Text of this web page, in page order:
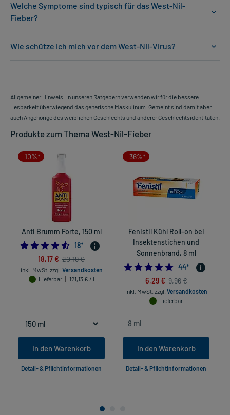
Welche Symptome sind typisch für das West-Nil-
Fieber?
Wie schütze ich mich vor dem West-Nil-Virus?
Allgemeiner Hinweis: In unseren Ratgebern verwenden wir für die bessere
Lesbarkeit überwiegend das generische Maskulinum. Gemeint sind damit aber
auch Angehörige des weiblichen Geschlechts und anderer Geschlechtsidentitäten.
Produkte zum Thema West-Nil-Fieber
-10%*
Anti Brumm Forte, 150 ml
4.611111111111111
18*
18,17 € 20,19 €
inkl. MwSt. zzgl. Versandkosten
Lieferbar
121,13 € / l
In den Warenkorb
Detail- & Pflichtinformationen
-36%*
Fenistil Kühl Roll-on bei
Insektenstichen und
Sonnenbrand, 8 ml
4.931818181818182
44*
6,29 € 9,96 €
inkl. MwSt. zzgl. Versandkosten
Lieferbar
In den Warenkorb
Detail- & Pflichtinformationen